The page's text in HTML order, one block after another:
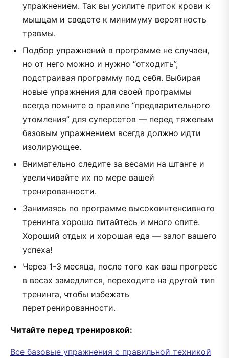
упражнением. Так вы усилите приток крови к
мышцам и сведете к минимуму вероятность
травмы.
Подбор упражнений в программе не случаен,
но от него можно и нужно “отходить”,
подстраивая программу под себя. Выбирая
новые упражнения для своей программы
всегда помните о правиле “предварительного
утомления” для суперсетов — перед тяжелым
базовым упражнением всегда должно идти
изолирующее.
Внимательно следите за весами на штанге и
увеличивайте их по мере вашей
тренированности.
Занимаясь по программе высокоинтенсивного
тренинга хорошо питайтесь и много спите.
Хороший отдых и хорошая еда — залог вашего
успеха!
Через 1-3 месяца, после того как ваш прогресс
в весах замедлится, переходите на другой тип
тренинга, чтобы избежать
перетренированности.
Читайте перед тренировкой:
Все базовые упражнения с правильной техникой